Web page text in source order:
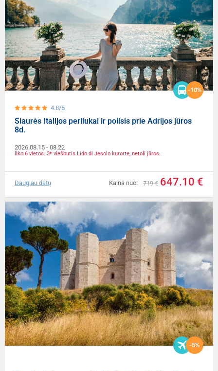
4.8/5
-10%
Šiaurės Italijos perliukai ir poilsis prie Adrijos jūros
8d.
2026.08.15 - 08.22
liko 6 vietos. 3* viešbutis Lido di Jesolo kurorte, netoli jūros.
Kaina nuo: 719 € 647.10 €
Daugiau datų
-5%